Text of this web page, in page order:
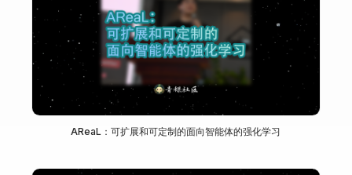
AReaL：可扩展和可定制的面向智能体的强化学习